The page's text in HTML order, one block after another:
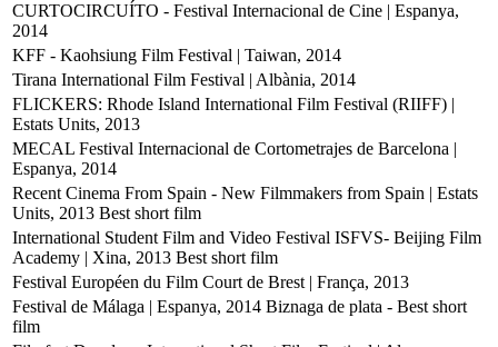
CURTOCIRCUÍTO - Festival Internacional de Cine | Espanya,
2014
KFF - Kaohsiung Film Festival | Taiwan, 2014
Tirana International Film Festival | Albània, 2014
FLICKERS: Rhode Island International Film Festival (RIIFF) |
Estats Units, 2013
MECAL Festival Internacional de Cortometrajes de Barcelona |
Espanya, 2014
Recent Cinema From Spain - New Filmmakers from Spain | Estats
Units, 2013 Best short film
International Student Film and Video Festival ISFVS- Beijing Film
Academy | Xina, 2013 Best short film
Festival Européen du Film Court de Brest | França, 2013
Festival de Málaga | Espanya, 2014 Biznaga de plata - Best short
film